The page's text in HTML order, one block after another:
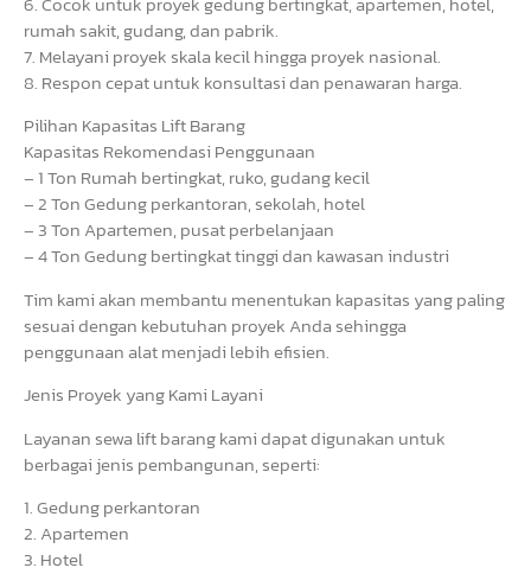
rumah sakit, gudang, dan pabrik.
7. Melayani proyek skala kecil hingga proyek nasional.
8. Respon cepat untuk konsultasi dan penawaran harga.
Pilihan Kapasitas Lift Barang
Kapasitas Rekomendasi Penggunaan
– 1 Ton Rumah bertingkat, ruko, gudang kecil
– 2 Ton Gedung perkantoran, sekolah, hotel
– 3 Ton Apartemen, pusat perbelanjaan
– 4 Ton Gedung bertingkat tinggi dan kawasan industri
Tim kami akan membantu menentukan kapasitas yang paling
sesuai dengan kebutuhan proyek Anda sehingga
penggunaan alat menjadi lebih efisien.
Jenis Proyek yang Kami Layani
Layanan sewa lift barang kami dapat digunakan untuk
berbagai jenis pembangunan, seperti:
1. Gedung perkantoran
2. Apartemen
3. Hotel